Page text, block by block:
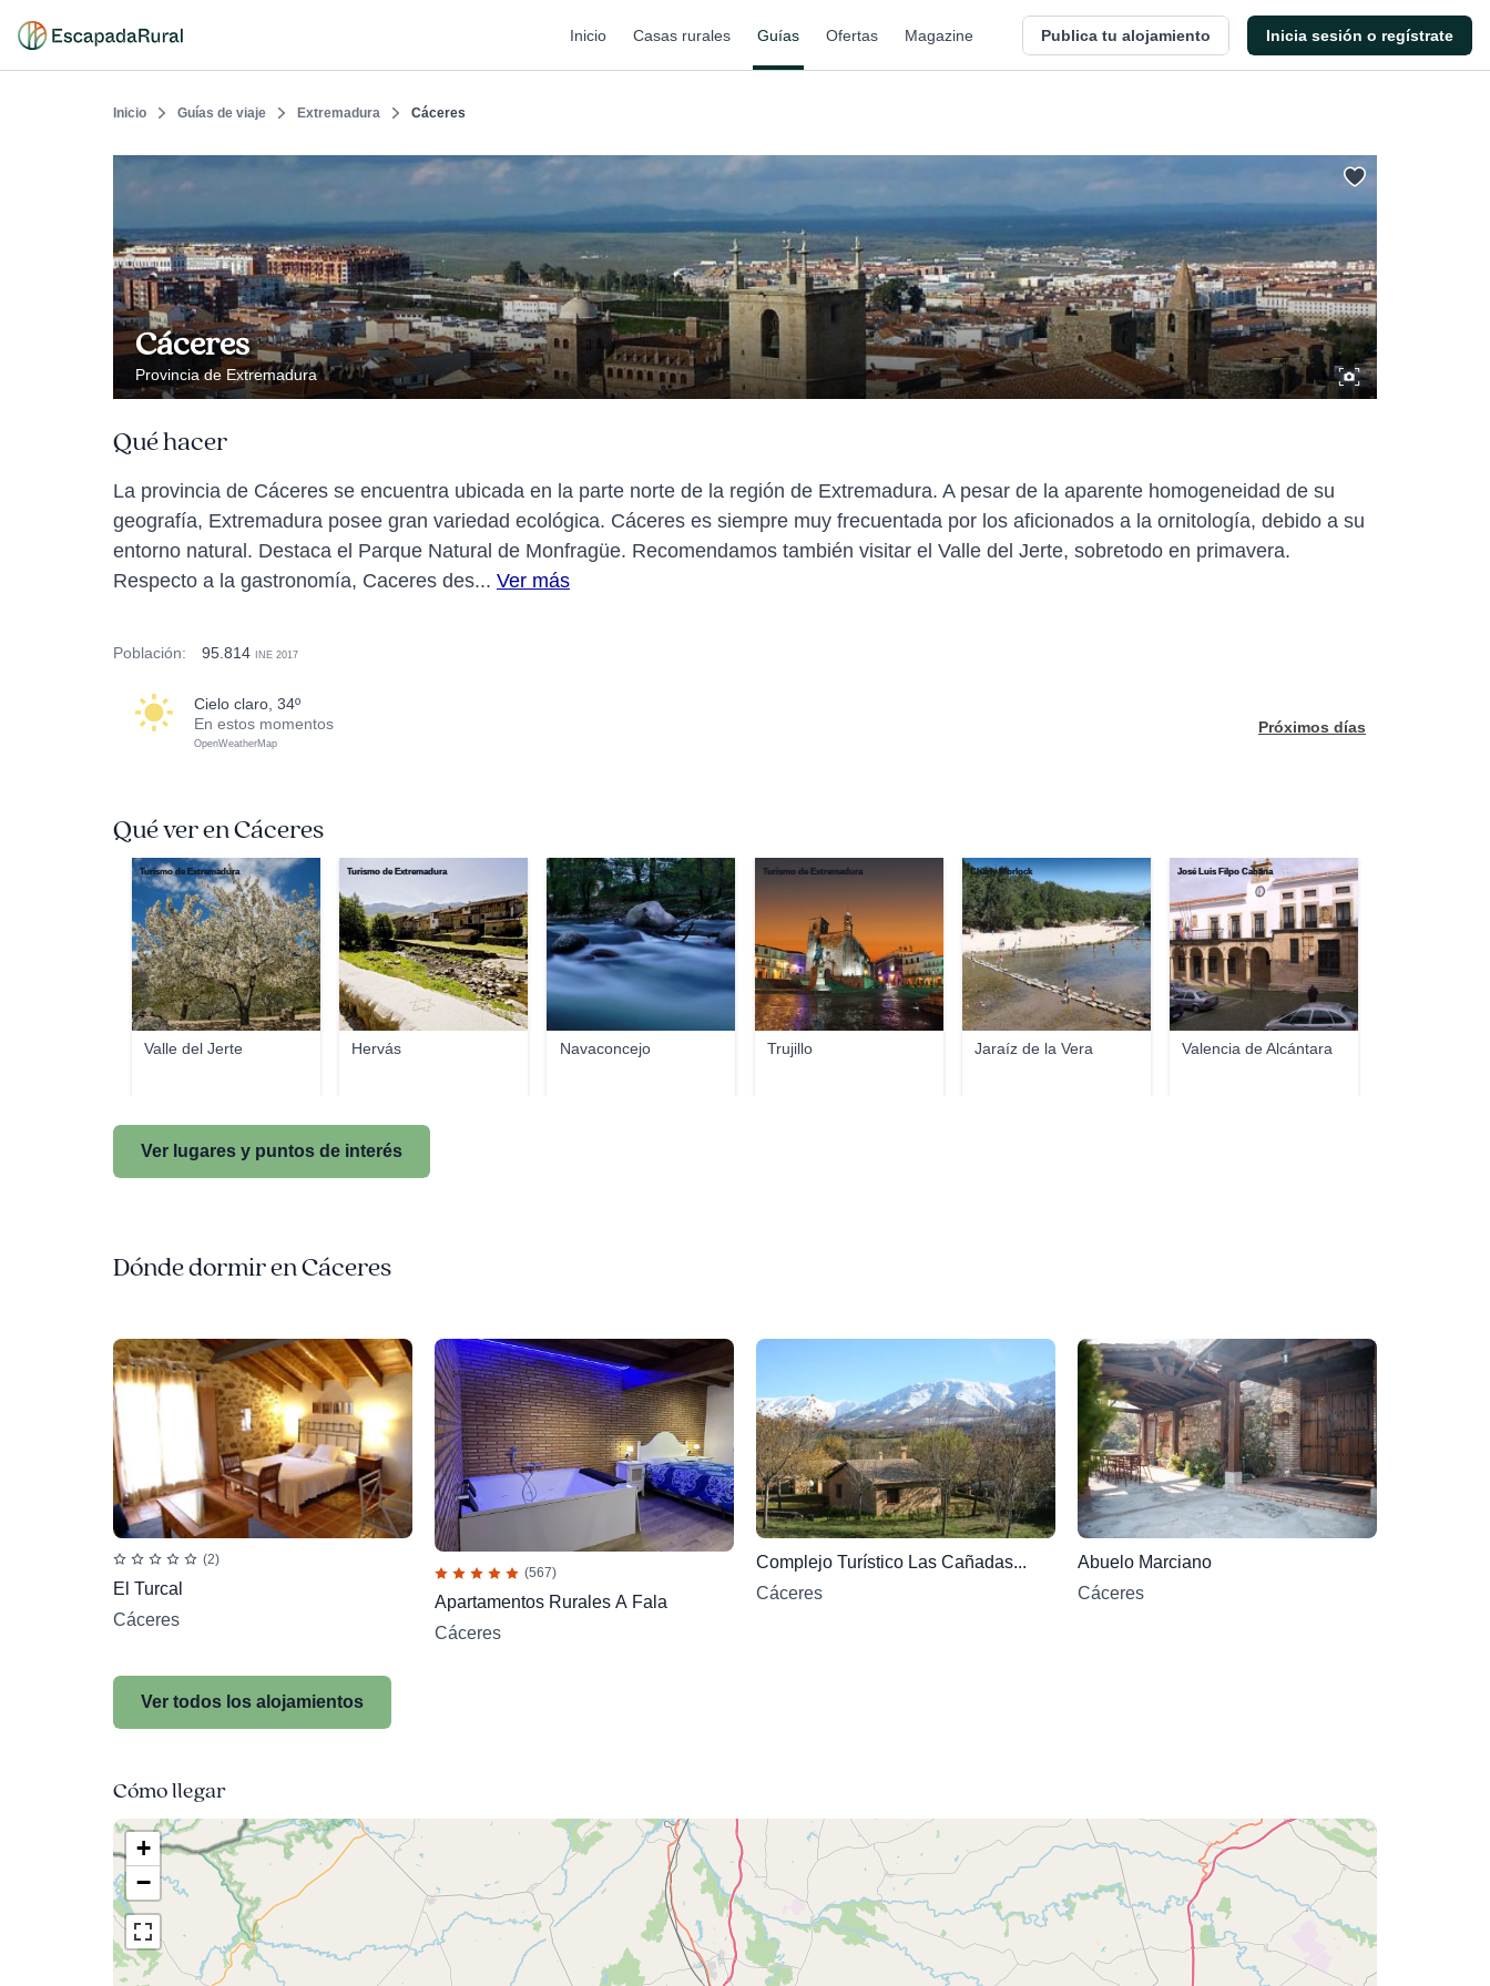
Inicio Casas rurales Guías Ofertas Magazine Publica tu alojamiento Inicia sesión o regístrate
Inicio Guías de viaje Extremadura Cáceres
Cáceres
Provincia de Extremadura
Qué hacer
La provincia de Cáceres se encuentra ubicada en la parte norte de la región de Extremadura. A pesar de la aparente homogeneidad de su
geografía, Extremadura posee gran variedad ecológica. Cáceres es siempre muy frecuentada por los aficionados a la ornitología, debido a su
entorno natural. Destaca el Parque Natural de Monfragüe. Recomendamos también visitar el Valle del Jerte, sobretodo en primavera.
Respecto a la gastronomía, Caceres des... Ver más
Población: 95.814 INE 2017
cielo claro, 34º
En estos momentos
OpenWeatherMap
Próximos días
Qué ver en Cáceres
Valle del Jerte
Turismo de Extremadura
Hervás
Turismo de Extremadura
Navaconcejo
Carlos Garrijo
Trujillo
Turismo de Extremadura
Jaraíz de la Vera
Charly Morlock
Valencia de Alcántara
José Luis Filpo Cabana
Ver lugares y puntos de interés
Dónde dormir en Cáceres
(2)
El Turcal
Cáceres
(567)
Apartamentos Rurales A Fala
Cáceres
Complejo Turístico Las Cañadas...
Cáceres
Abuelo Marciano
Cáceres
Ver todos los alojamientos
Cómo llegar
+
−